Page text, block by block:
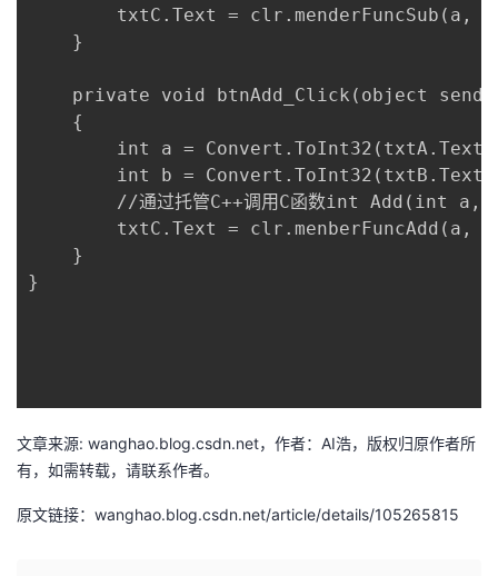
txtC.Text = clr.menderFuncSub(a,
    }
private void btnAdd_Click(object
    {
int a =
int b =
//通过托管C++调用C函数int Add(int
txtC.Text = clr.menberFuncAdd(a,
    }
}
文章来源: wanghao.blog.csdn.net，作者：AI浩，版权归原作者所
有，如需转载，请联系作者。
原文链接：wanghao.blog.csdn.net/article/details/105265815